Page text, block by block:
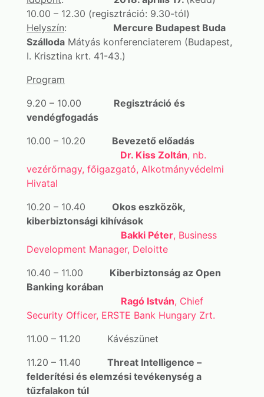
10.00 – 12.30 (regisztráció: 9.30-tól)
Helyszín:
Mercure Budapest Buda
Szálloda Mátyás konferenciaterem (Budapest,
I. Krisztina krt. 41-43.)
Program
9.20 – 10.00 Regisztráció és
vendégfogadás
10.00 – 10.20 Bevezető előadás
Dr. Kiss Zoltán, nb.
vezérőrnagy, főigazgató, Alkotmányvédelmi
Hivatal
10.20 – 10.40 Okos eszközök,
kiberbiztonsági kihívások
Bakki Péter, Business
Development Manager, Deloitte
10.40 – 11.00 Kiberbiztonság az Open
Banking korában
Ragó István, Chief
Security Officer, ERSTE Bank Hungary Zrt.
11.00 – 11.20 Kávészünet
11.20 – 11.40 Threat Intelligence –
felderítési és elemzési tevékenység a
tűzfalakon túl